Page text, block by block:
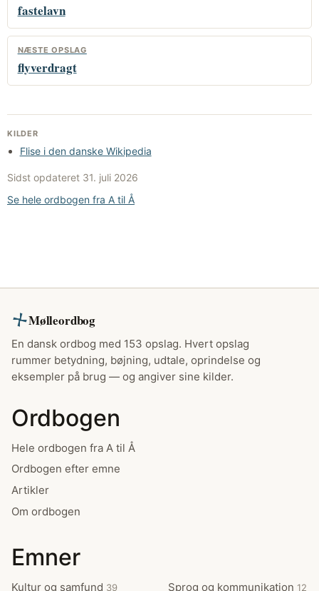
fastelavn
NÆSTE OPSLAG
flyverdragt
KILDER
Flise i den danske Wikipedia
Sidst opdateret 31. juli 2026
Se hele ordbogen fra A til Å
Mølleordbog
En dansk ordbog med 153 opslag. Hvert opslag
rummer betydning, bøjning, udtale, oprindelse og
eksempler på brug — og angiver sine kilder.
Ordbogen
Hele ordbogen fra A til Å
Ordbogen efter emne
Artikler
Om ordbogen
Emner
Kultur og samfund 39 Sprog og kommunikation 12